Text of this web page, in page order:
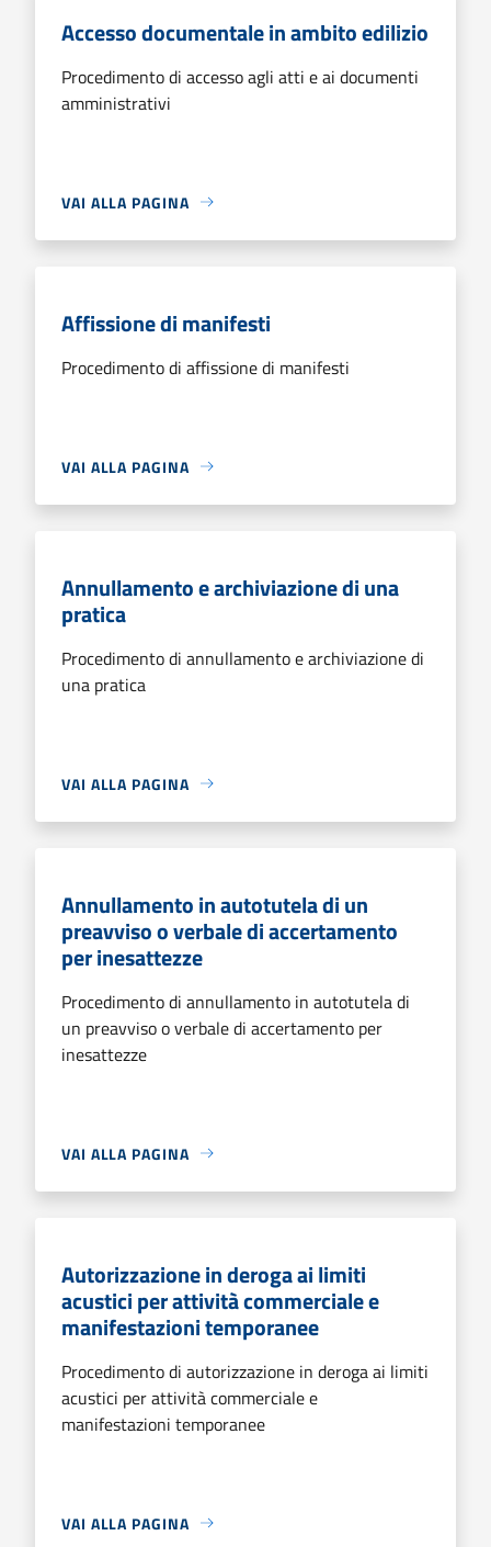
Accesso documentale in ambito edilizio
Procedimento di accesso agli atti e ai documenti
amministrativi
VAI ALLA PAGINA
Affissione di manifesti
Procedimento di affissione di manifesti
VAI ALLA PAGINA
Annullamento e archiviazione di una
pratica
Procedimento di annullamento e archiviazione di
una pratica
VAI ALLA PAGINA
Annullamento in autotutela di un
preavviso o verbale di accertamento
per inesattezze
Procedimento di annullamento in autotutela di
un preavviso o verbale di accertamento per
inesattezze
VAI ALLA PAGINA
Autorizzazione in deroga ai limiti
acustici per attività commerciale e
manifestazioni temporanee
Procedimento di autorizzazione in deroga ai limiti
acustici per attività commerciale e
manifestazioni temporanee
VAI ALLA PAGINA